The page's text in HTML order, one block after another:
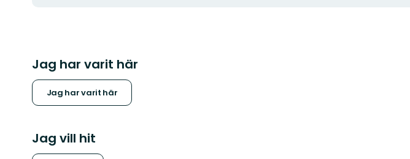
Jag har varit här
Jag har varit här
Jag vill hit